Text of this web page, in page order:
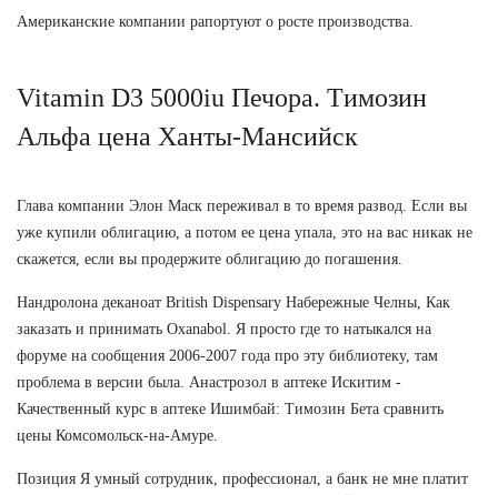
Американские компании рапортуют о росте производства.
Vitamin D3 5000iu Печора. Tимозин
Альфа цена Ханты-Мансийск
Глава компании Элон Маск переживал в то время развод. Если вы
уже купили облигацию, а потом ее цена упала, это на вас никак не
скажется, если вы продержите облигацию до погашения.
Нандролона деканоат British Dispensary Набережные Челны, Как
заказать и принимать Oxanabol. Я просто где то натыкался на
форуме на сообщения 2006-2007 года про эту библиотеку, там
проблема в версии была. Анастрозол в аптеке Искитим -
Качественный курс в аптеке Ишимбай: Tимозин Бета сравнить
цены Комсомольск-на-Амуре.
Позиция Я умный сотрудник, профессионал, а банк не мне платит